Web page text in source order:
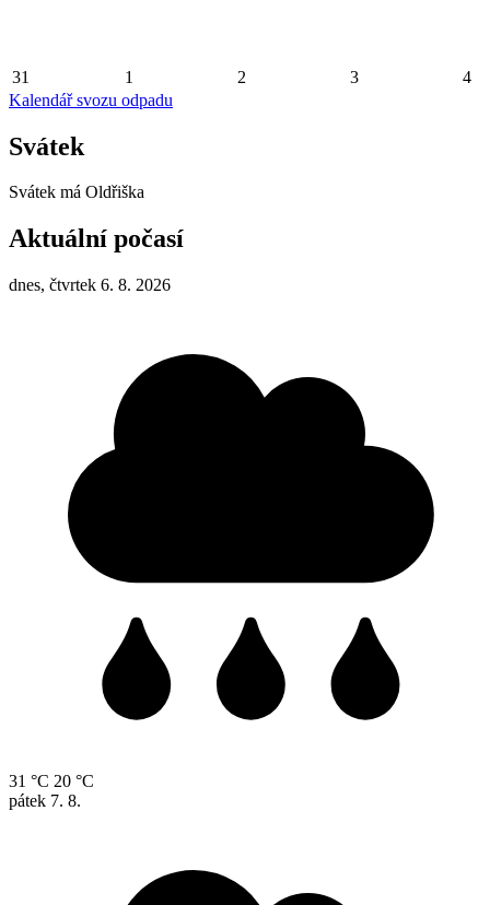
31 1 2 3
4
Kalendář svozu odpadu
Svátek
Svátek má Oldřiška
Aktuální počasí
dnes, čtvrtek 6. 8. 2026
31 °C 20 °C
pátek 7. 8.